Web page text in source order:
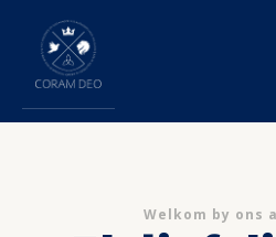
Welkom by ons